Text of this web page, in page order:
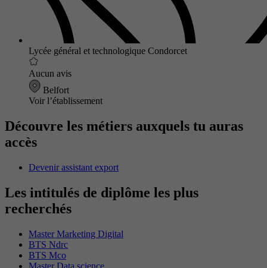
Lycée général et technologique Condorcet
Aucun avis
Belfort
Voir l’établissement
Découvre les métiers auxquels tu auras
accès
Devenir assistant export
Les intitulés de diplôme les plus
recherchés
Master Marketing Digital
BTS Ndrc
BTS Mco
Master Data science